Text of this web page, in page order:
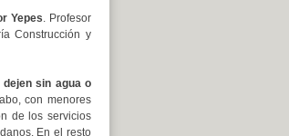
Yepes. Profesor
Construcción y
sin agua o
con menores
de los servicios
En el resto